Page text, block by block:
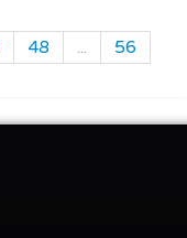
48 ...
56